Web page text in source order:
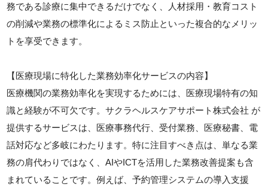
務である診療に集中できるだけでなく、人材採用・教育コスト
の削減や業務の標準化によるミス防止といった複合的なメリッ
トを享受できます。
【医療現場に特化した業務効率化サービスの内容】
医療機関の業務効率化を実現するためには、医療現場特有の知
識と経験が不可欠です。サクラヘルスケアサポート株式会社 が
提供するサービスは、医療事務代行、受付業務、医療秘書、電
話対応など多岐にわたります。特に注目すべき点は、単なる業
務の肩代わりではなく、AIやICTを活用した業務改善提案も含
まれていることです。例えば、予約管理システムの導入支援